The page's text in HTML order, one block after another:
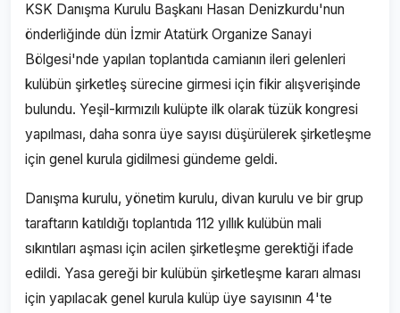
KSK Danışma Kurulu Başkanı Hasan Denizkurdu'nun
önderliğinde dün İzmir Atatürk Organize Sanayi
Bölgesi'nde yapılan toplantıda camianın ileri gelenleri
kulübün şirketleş sürecine girmesi için fikir alışverişinde
bulundu. Yeşil-kırmızılı kulüpte ilk olarak tüzük kongresi
yapılması, daha sonra üye sayısı düşürülerek şirketleşme
için genel kurula gidilmesi gündeme geldi.
Danışma kurulu, yönetim kurulu, divan kurulu ve bir grup
taraftarın katıldığı toplantıda 112 yıllık kulübün mali
sıkıntıları aşması için acilen şirketleşme gerektiği ifade
edildi. Yasa gereği bir kulübün şirketleşme kararı alması
için yapılacak genel kurula kulüp üye sayısının 4'te